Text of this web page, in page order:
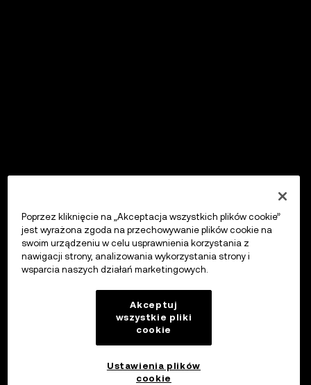
Poprzez kliknięcie na „Akceptacja wszystkich plików cookie”
jest wyrażona zgoda na przechowywanie plików cookie na
swoim urządzeniu w celu usprawnienia korzystania z
nawigacji strony, analizowania wykorzystania strony i
wsparcia naszych działań marketingowych.
Akceptuj
wszystkie pliki
cookie
Ustawienia plików
cookie